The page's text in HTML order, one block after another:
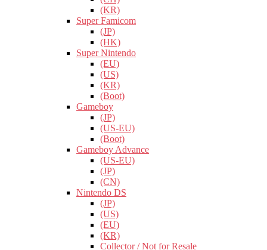
(KR)
Super Famicom
(JP)
(HK)
Super Nintendo
(EU)
(US)
(KR)
(Boot)
Gameboy
(JP)
(US-EU)
(Boot)
Gameboy Advance
(US-EU)
(JP)
(CN)
Nintendo DS
(JP)
(US)
(EU)
(KR)
Collector / Not for Resale